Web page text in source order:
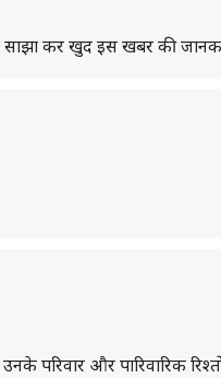
साझा कर खुद इस खबर की
परिवार और पारिवारिक